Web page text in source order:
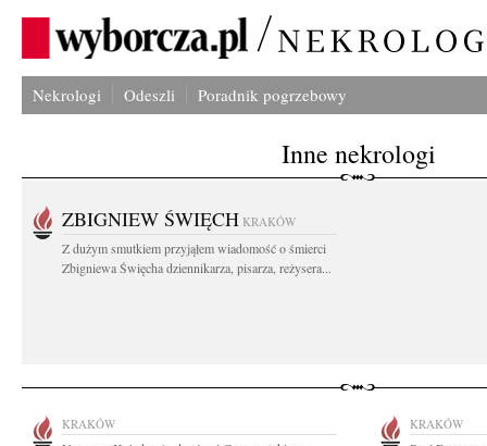
Nekrologi Odeszli Poradnik pogrzebowy
Inne nekrologi
ZBIGNIEW ŚWIĘCH KRAKÓW
Z dużym smutkiem przyjąłem wiadomość o śmierci
Zbigniewa Święcha dziennikarza, pisarza, reżysera...
KRAKÓW KRAKÓW